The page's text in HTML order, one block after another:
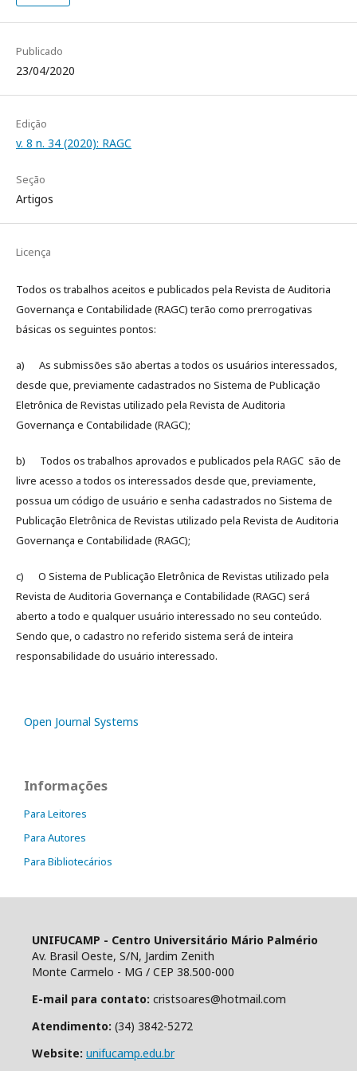
Publicado
23/04/2020
Edição
v. 8 n. 34 (2020): RAGC
Seção
Artigos
Licença
Todos os trabalhos aceitos e publicados pela Revista de Auditoria
Governança e Contabilidade (RAGC) terão como prerrogativas
básicas os seguintes pontos:
a) As submissões são abertas a todos os usuários interessados,
desde que, previamente cadastrados no Sistema de Publicação
Eletrônica de Revistas utilizado pela Revista de Auditoria
Governança e Contabilidade (RAGC);
b) Todos os trabalhos aprovados e publicados pela RAGC são de
livre acesso a todos os interessados desde que, previamente,
possua um código de usuário e senha cadastrados no Sistema de
Publicação Eletrônica de Revistas utilizado pela Revista de Auditoria
Governança e Contabilidade (RAGC);
c) O Sistema de Publicação Eletrônica de Revistas utilizado pela
Revista de Auditoria Governança e Contabilidade (RAGC) será
aberto a todo e qualquer usuário interessado no seu conteúdo.
Sendo que, o cadastro no referido sistema será de inteira
responsabilidade do usuário interessado.
Open Journal Systems
Informações
Para Leitores
Para Autores
Para Bibliotecários
UNIFUCAMP - Centro Universitário Mário Palmério
Av. Brasil Oeste, S/N, Jardim Zenith
Monte Carmelo - MG / CEP 38.500-000
E-mail para contato: cristsoares@hotmail.com
Atendimento: (34) 3842-5272
Website: unifucamp.edu.br